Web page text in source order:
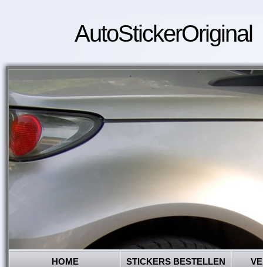
AutoStickerOriginal
HOME STICKERS BESTELLEN